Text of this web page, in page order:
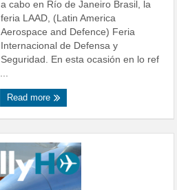
a cabo en Río de Janeiro Brasil, la
feria LAAD, (Latin America
Aerospace and Defence) Feria
Internacional de Defensa y
Seguridad. En esta ocasión en lo ref
...
Read more